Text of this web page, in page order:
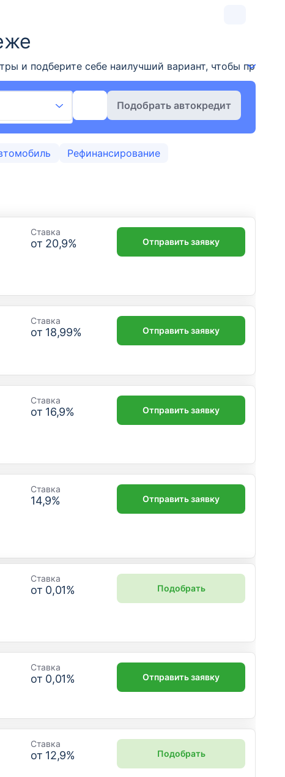
и подберите себе наилучший вариант, чтобы
Подобрать автокредит
Рефинансирование
Ставка
от 20,9% Отправить заявку
Ставка
от 18,99% Отправить заявку
Ставка
от 16,9% Отправить заявку
Ставка
14,9% Отправить заявку
Ставка
от 0,01% Подобрать
Ставка
от 0,01% Отправить заявку
Ставка
от 12,9% Подобрать